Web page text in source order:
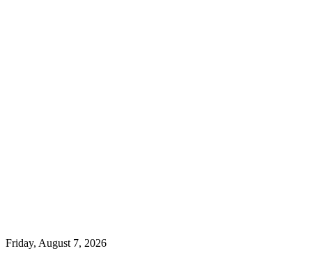
Friday, August 7, 2026